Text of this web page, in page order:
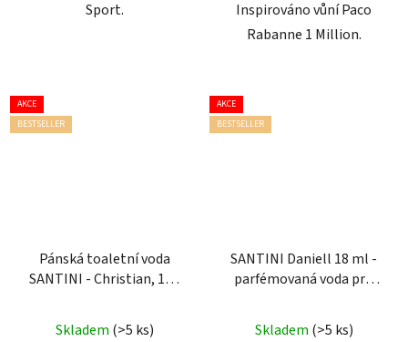
Sport.
Inspirováno vůní Paco
Rabanne 1 Million.
AKCE
BESTSELLER
Pánská toaletní voda
SANTINI - Christian, 100
Skladem (>5 ks)
AKCE
BESTSELLER
SANTINI Daniell 18 ml -
parfémovaná voda pro
balení
Skladem (>5 ks)